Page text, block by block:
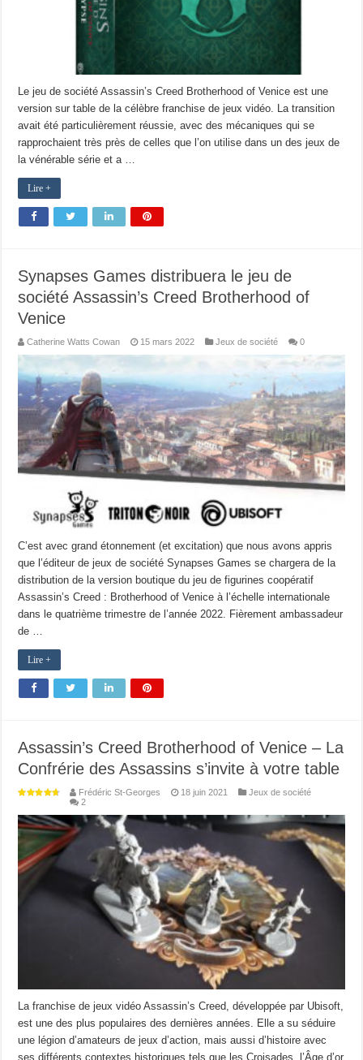
Le jeu de société Assassin’s Creed Brotherhood of Venice est une
version sur table de la célèbre franchise de jeux vidéo. La transition
avait été particulièrement réussie, avec des mécaniques qui se
rapprochaient très près de celles que l’on utilise dans un des jeux de
la vénérable série et a …
Lire +
Synapses Games distribuera le jeu de
société Assassin’s Creed Brotherhood of
Venice
Catherine Watts Cowan 15 mars 2022 Jeux de société 0
C’est avec grand étonnement (et excitation) que nous avons appris
que l’éditeur de jeux de société Synapses Games se chargera de la
distribution de la version boutique du jeu de figurines coopératif
Assassin’s Creed : Brotherhood of Venice à l’échelle internationale
dans le quatrième trimestre de l’année 2022. Fièrement ambassadeur
de …
Lire +
Assassin’s Creed Brotherhood of Venice – La
Confrérie des Assassins s’invite à votre table
Frédéric St-Georges 18 juin 2021
Jeux de société
2
La franchise de jeux vidéo Assassin’s Creed, développée par Ubisoft,
est une des plus populaires des dernières années. Elle a su séduire
une légion d’amateurs de jeux d’action, mais aussi d’histoire avec
ses différents contextes historiques tels que les Croisades, l’Âge d’or